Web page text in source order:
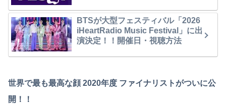
BTSが大型フェスティバル「2026
iHeartRadio Music Festival」に出
演決定！！開催日・視聴方法
世界で最も最高な顔 2020年度 ファイナリストがついに公
開！！